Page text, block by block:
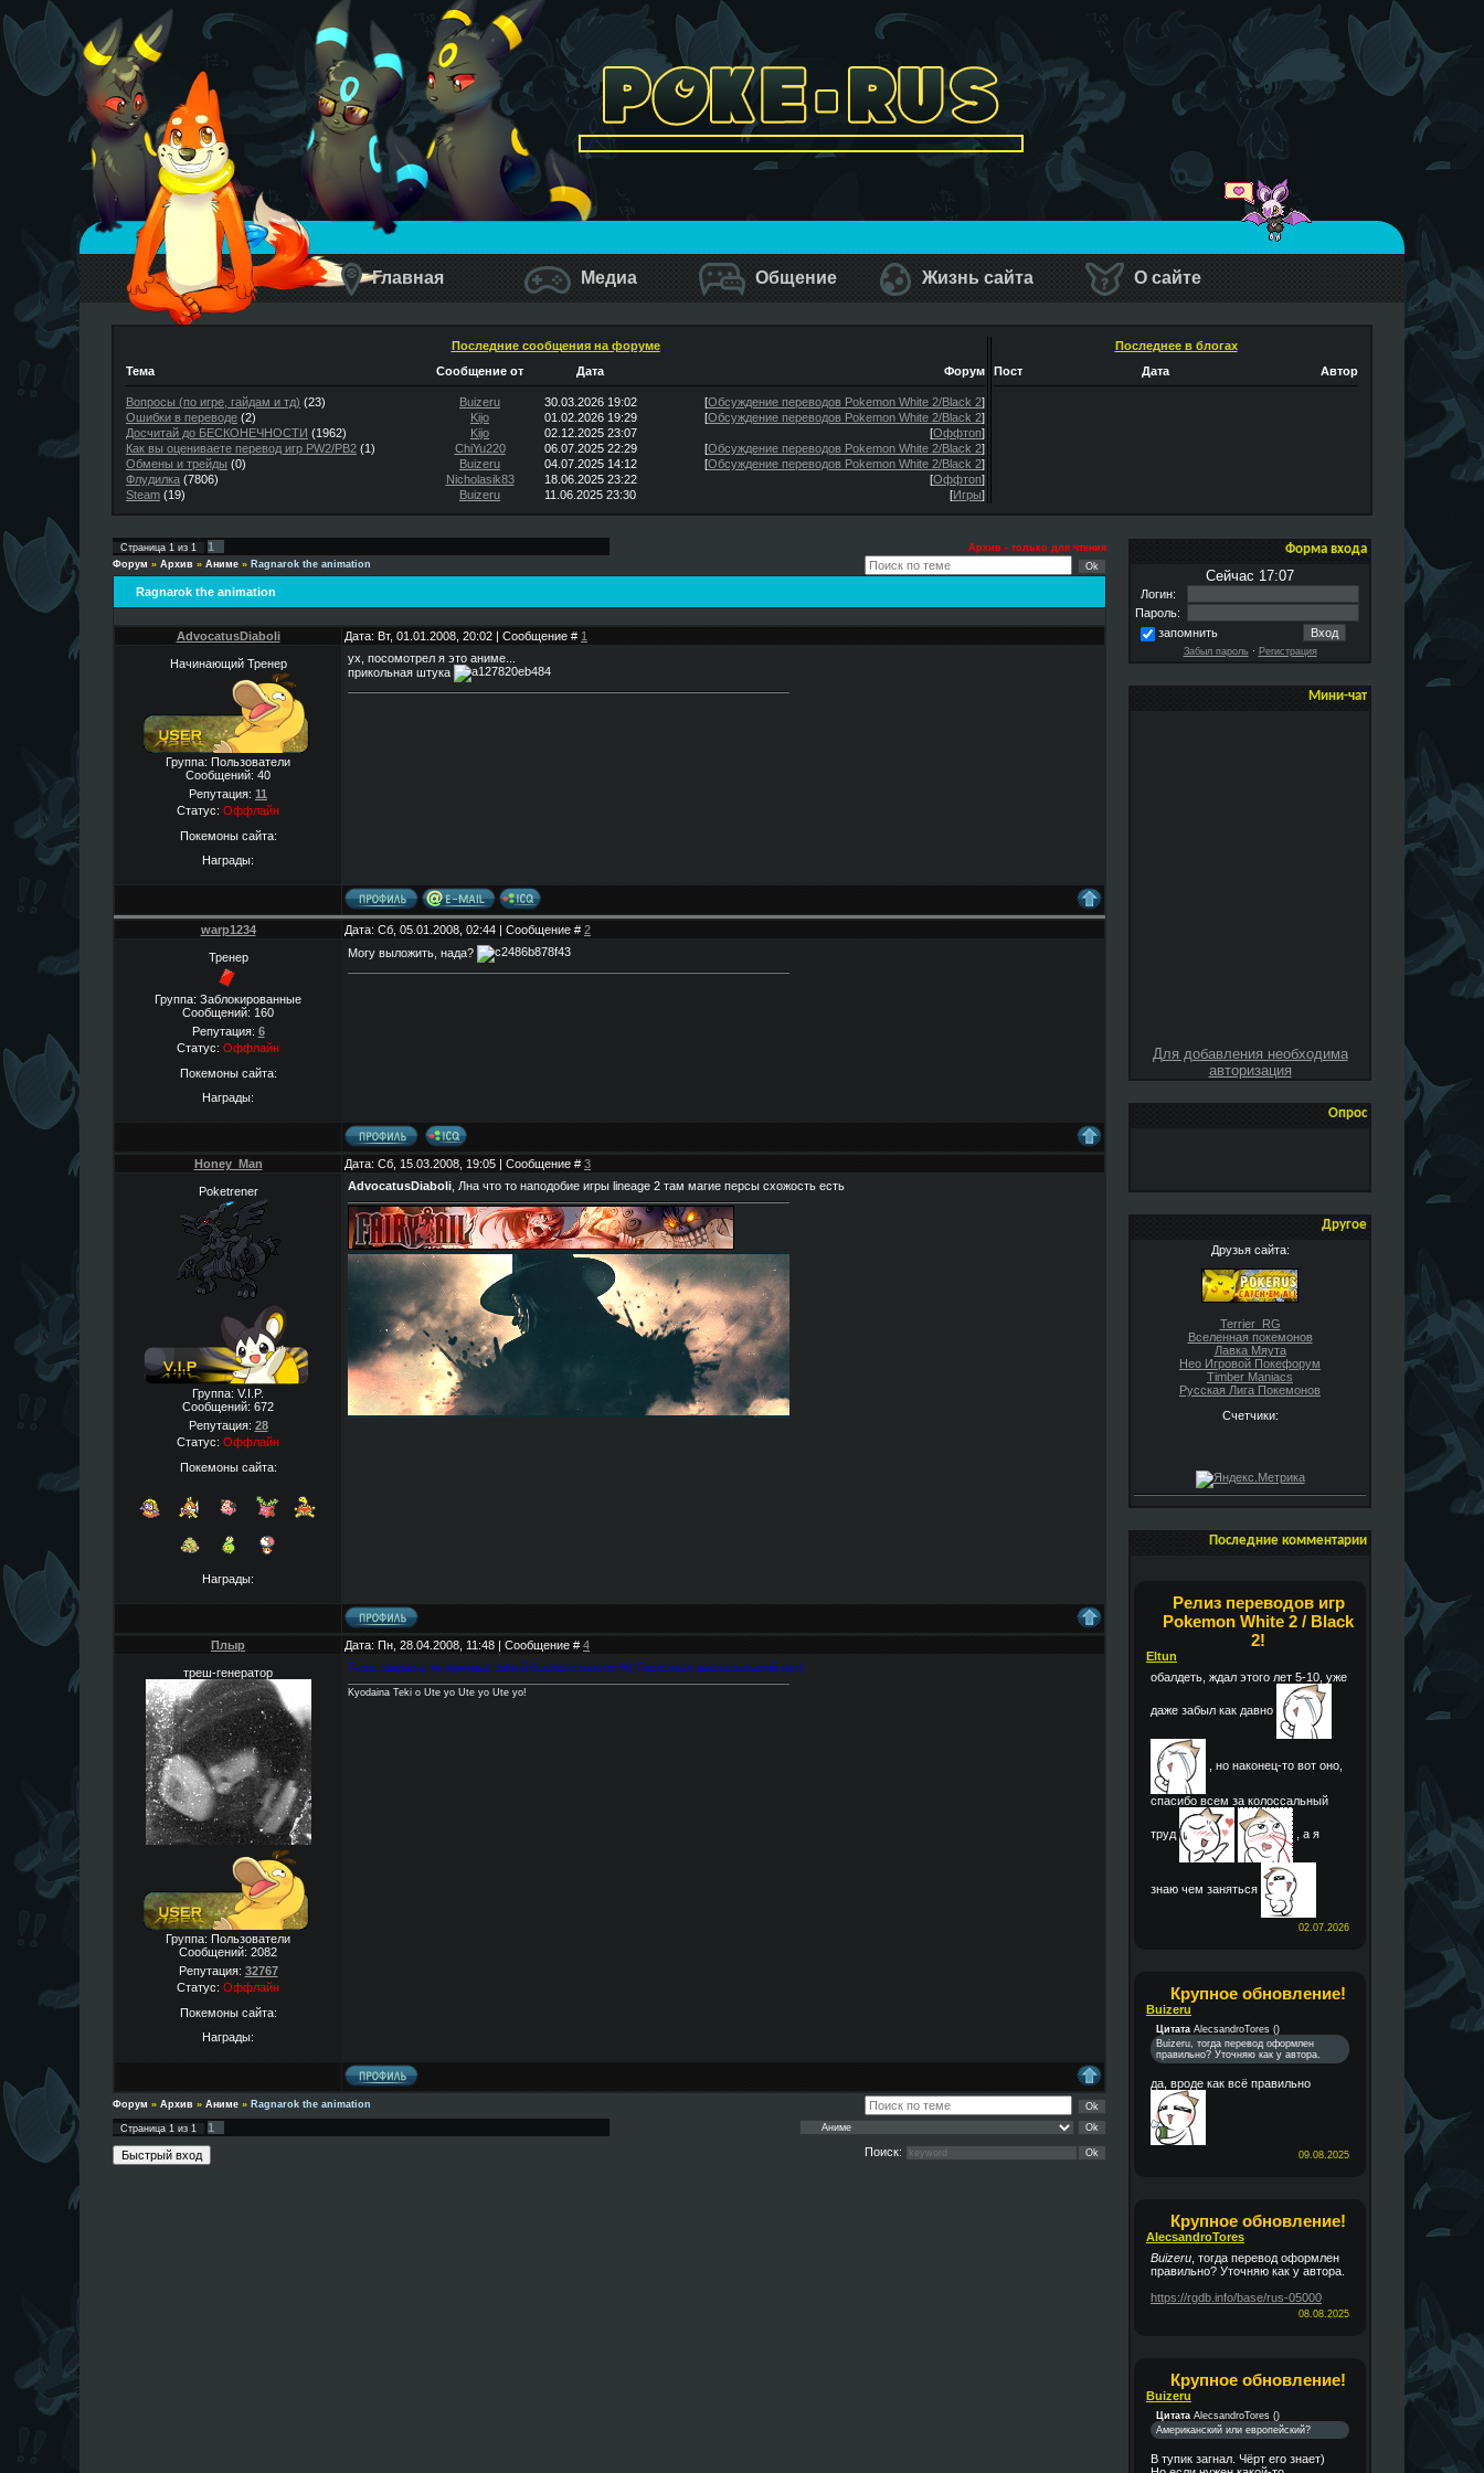
Главная Медиа Общение Жизнь сайта О сайте
Последние сообщения на форуме
Тема
Сообщение от Дата Форум
Вопросы (по игре, гайдам и тд) (23) Buizeru 30.03.2026 19:02 [Обсуждение переводов Pokemon White 2/Black 2]
Ошибки в переводе (2) Kijo 01.02.2026 19:29 [Обсуждение переводов Pokemon White 2/Black 2]
Досчитай до БЕСКОНЕЧНОСТИ (1962) Kijo 02.12.2025 23:07 [Оффтоп]
Как вы оцениваете перевод игр PW2/PB2 (1) ChiYu220 06.07.2025 22:29 [Обсуждение переводов Pokemon White 2/Black 2]
Обмены и трейды (0) Buizeru 04.07.2025 14:12 [Обсуждение переводов Pokemon White 2/Black 2]
Флудилка (7806) Nicholasik83 18.06.2025 23:22 [Оффтоп]
Steam (19) Buizeru 11.06.2025 23:30 [Игры]
Последнее в блогах
Пост
Дата Автор
Форма входа
Сейчас 17:07
Логин:
Пароль:
запомнить
Забыл пароль· Регистрация
Мини-чат
Для добавления необходима
авторизация
Опрос
Другое
Друзья сайта:
Terrier_RG
Вселенная покемонов
Лавка Мяута
Нео Игровой Покефорум
Timber Maniacs
Русская Лига Покемонов
Счетчики:
Последние комментарии
Релиз переводов игр
Pokemon White 2 / Black
2!
Eltun
обалдеть, ждал этого лет 5-10, уже
даже забыл как давно
, но наконец-то вот оно,
спасибо всем за колоссальный
труд , а я
знаю чем заняться
02.07.2026
Крупное обновление!
Buizeru
Цитата AlecsandroTores ()
Buizeru, тогда перевод оформлен
правильно? Уточняю как у автора.
да, вроде как всё правильно
09.08.2025
Крупное обновление!
AlecsandroTores
Buizeru , тогда перевод оформлен
правильно? Уточняю как у автора.
https://rgdb.info/base/rus-05000
08.08.2025
Крупное обновление!
Buizeru
Цитата AlecsandroTores ()
Американский или европейский?
В тупик загнал. Чёрт его знает)
Страница 1 из 1 1
Архив - только для чтения
Форум » Архив » Аниме » Ragnarok the animation
Ragnarok the animation
AdvocatusDiaboli Дата: Вт, 01.01.2008, 20:02 | Сообщение # 1
Начинающий Тренер
Группа: Пользователи
Сообщений: 40
Репутация: 11
Статус: Оффлайн
Покемоны сайта:
Награды:
ух, посомотрел я это аниме...
прикольная штука
warp1234 Дата: Сб, 05.01.2008, 02:44 | Сообщение # 2
Тренер
Группа: Заблокированные
Сообщений: 160
Репутация: 6
Статус: Оффлайн
Покемоны сайта:
Награды:
Могу выложить, нада?
Honey_Man Дата: Сб, 15.03.2008, 19:05 | Сообщение # 3
Poketrener
Группа: V.I.P.
Сообщений: 672
Репутация: 28
Статус: Оффлайн
Покемоны сайта:
Награды:
AdvocatusDiaboli , Лна что то наподобие игры lineage 2 там магие персы схожость есть
Плыр Дата: Пн, 28.04.2008, 11:48 | Сообщение # 4
треш-генератор
Группа: Пользователи
Сообщений: 2082
Репутация: 32767
Статус: Оффлайн
Покемоны сайта:
Награды:
Тема закрыта по причине своей бесполезности %( Полезных высказываний нет(
Kyodaina Teki o Ute yo Ute yo Ute yo!
Форум » Архив » Аниме » Ragnarok the animation
Страница 1 из 1
1
Поиск: